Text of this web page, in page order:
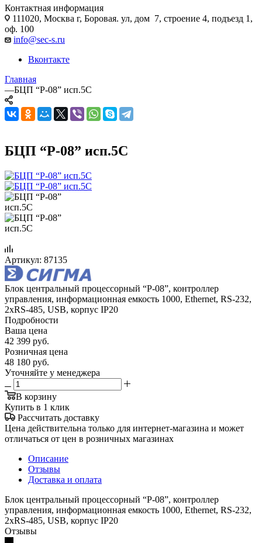
Контактная информация
111020, Москва г, Боровая. ул, дом 7, строение 4, подъезд 1,
оф. 100
info@sec-s.ru
Вконтакте
Главная
—БЦП “Р-08” исп.5С
БЦП “Р-08” исп.5С
Артикул: 87135
Блок центральный процессорный “Р-08”, контроллер
управления, информационная емкость 1000, Ethernet, RS-232,
2xRS-485, USB, корпус IP20
Подробности
Ваша цена
42 399 руб.
Розничная цена
48 180 руб.
Уточняйте у менеджера
В корзину
Купить в 1 клик
Рассчитать доставку
Цена действительна только для интернет-магазина и может
отличаться от цен в розничных магазинах
Описание
Отзывы
Доставка и оплата
Блок центральный процессорный “Р-08”, контроллер
управления, информационная емкость 1000, Ethernet, RS-232,
2xRS-485, USB, корпус IP20
Отзывы